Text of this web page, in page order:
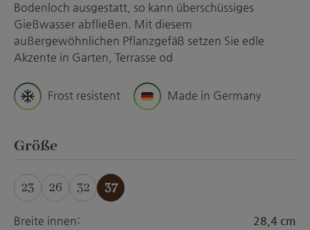
Bodenloch ausgestatt, so kann überschüssiges
Gießwasser abfließen. Mit diesem
außergewöhnlichen Pflanzgefäß setzen Sie edle
Akzente in Garten, Terrasse od
Frost resistent Made in Germany
Größeauswählen
23 26 32 37
Breite innen:
28,4 cm